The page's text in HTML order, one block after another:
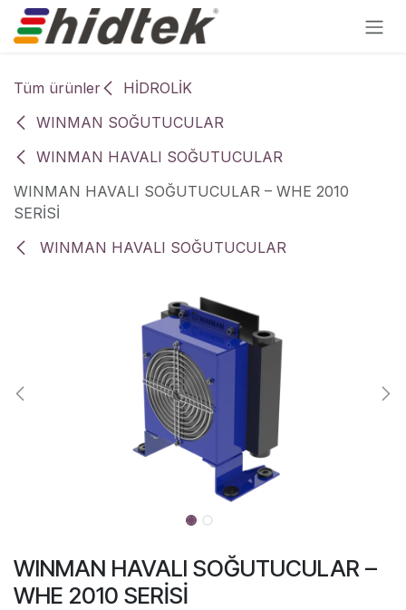
İçereği Atla
Tüm ürünler
HİDROLİK
WINMAN SOĞUTUCULAR
WINMAN HAVALI SOĞUTUCULAR
WINMAN HAVALI SOĞUTUCULAR – WHE 2010
SERİSİ
WINMAN HAVALI SOĞUTUCULAR
WINMAN HAVALI SOĞUTUCULAR –
WHE 2010 SERİSİ